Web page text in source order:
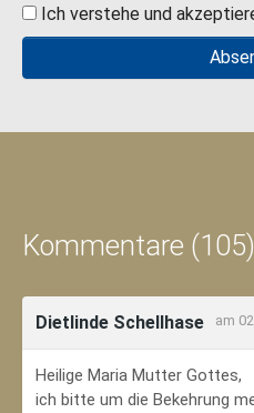
Ich verstehe und
Kommentare (105)
Dietlinde Schellhase am
Heilige Maria Mutter Gottes,
ich bitte um die Bekehrung